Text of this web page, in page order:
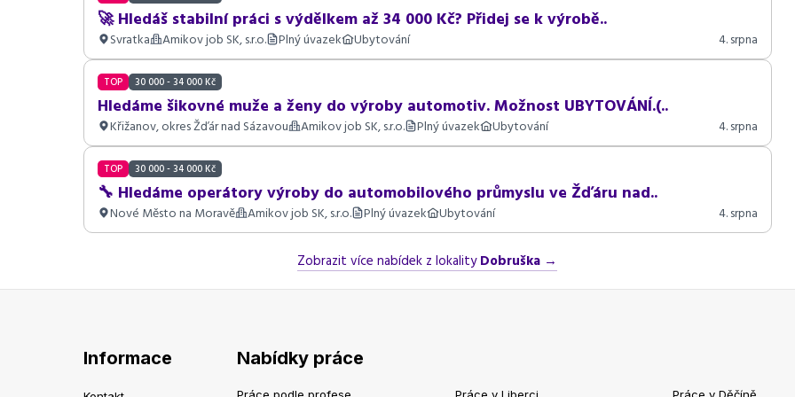
🚀 Hledáš stabilní práci s výdělkem až 34 000 Kč? Přidej se k výrobě..
Svratka Amikov job SK, s.r.o. Plný úvazek Ubytování 4. srpna
TOP 30 000 - 34 000 Kč
Hledáme šikovné muže a ženy do výroby automotiv. Možnost UBYTOVÁNÍ.(..
Křižanov, okres Žďár nad Sázavou Amikov job SK, s.r.o. Plný úvazek Ubytování 4. srpna
TOP 30 000 - 34 000 Kč
🔧 Hledáme operátory výroby do automobilového průmyslu ve Žďáru nad..
Nové Město na Moravě Amikov job SK, s.r.o. Plný úvazek Ubytování 4. srpna
Zobrazit více nabídek z lokalityDobruška →
Informace Nabídky práce